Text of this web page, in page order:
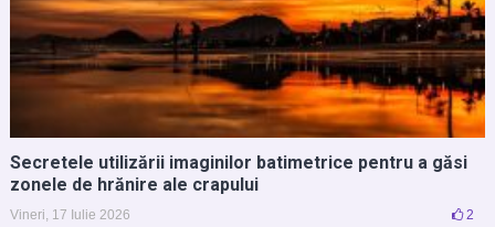
Secretele utilizării imaginilor batimetrice pentru a găsi
zonele de hrănire ale crapului
Vineri, 17 Iulie 2026 2